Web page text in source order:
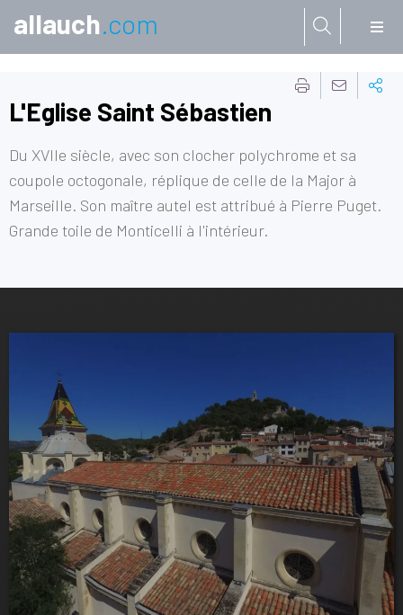
allauch.com
L'Eglise Saint Sébastien
Du XVIIe siècle, avec son clocher polychrome et sa
coupole octogonale, réplique de celle de la Major à
Marseille. Son maître autel est attribué à Pierre Puget.
Grande toile de Monticelli à l'intérieur.